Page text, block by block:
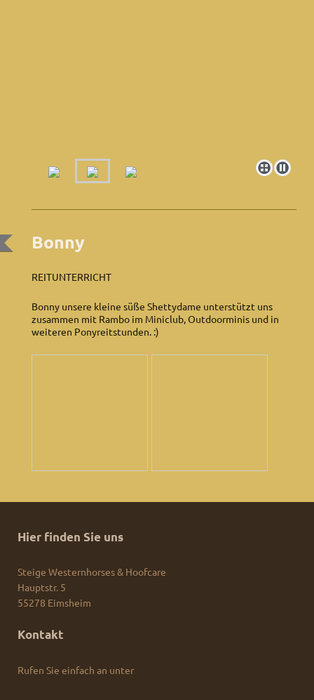
Bonny
REITUNTERRICHT
Bonny unsere kleine süße Shettydame unterstützt uns
zusammen mit Rambo im Miniclub, Outdoorminis und in
weiteren Ponyreitstunden. :)
Hier finden Sie uns
Steige Westernhorses & Hoofcare
Hauptstr. 5
55278 Eimsheim
Kontakt
Rufen Sie einfach an unter